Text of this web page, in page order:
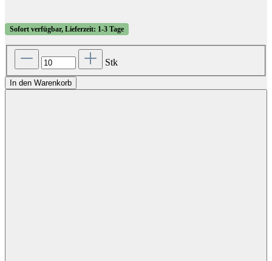
Sofort verfügbar, Lieferzeit: 1-3 Tage
Stk
In den Warenkorb